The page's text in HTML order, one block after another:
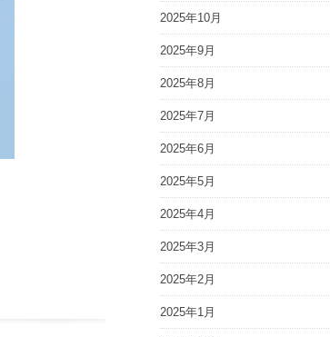
2025年10月
2025年9月
2025年8月
2025年7月
2025年6月
2025年5月
2025年4月
2025年3月
2025年2月
2025年1月